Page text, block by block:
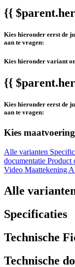
{{
Kies hieronder eerst de
aan te vragen:
Kies hieronder variant
{{
Kies hieronder eerst de
aan te vragen:
Kies
Alle varianten
documentatie Product
Video Maattekening
Alle
Specificaties
Technische
Technische